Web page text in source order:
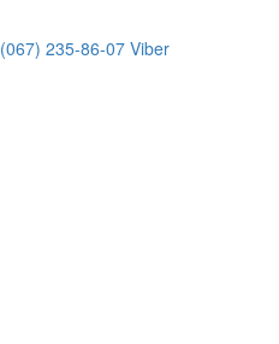
(067) 235-86-07 Viber